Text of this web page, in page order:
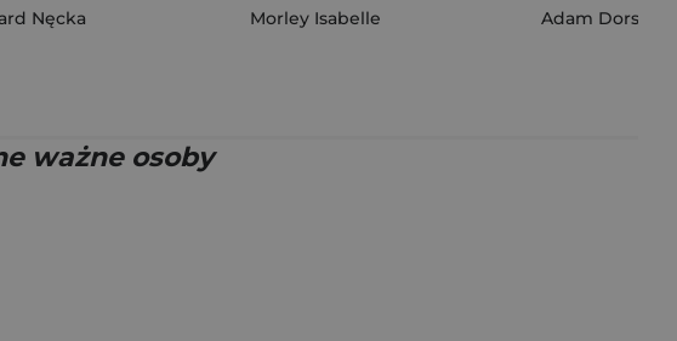
Nęcka Morley Isabelle Adam Dorsay
ważne osoby